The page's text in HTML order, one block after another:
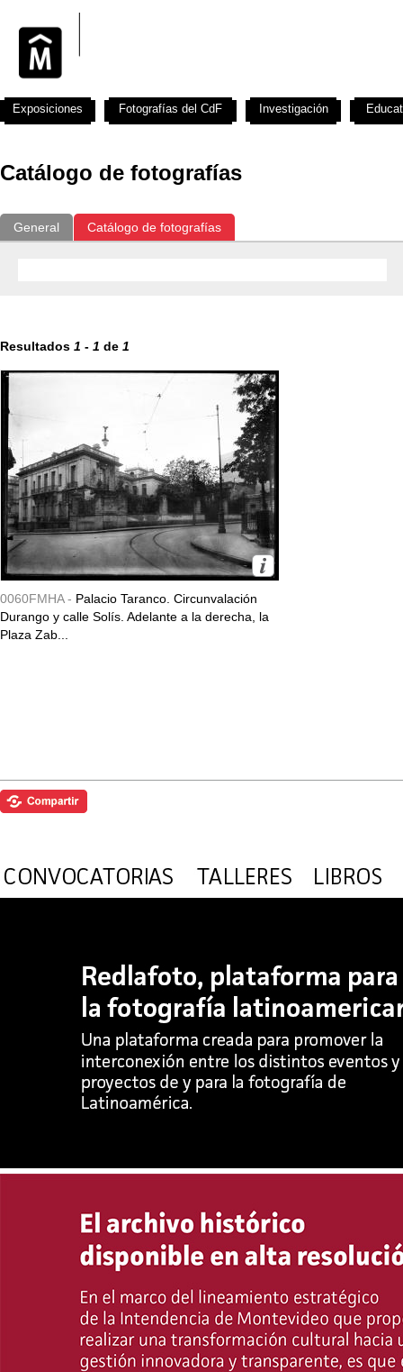
Catálogo de fotografías
General Catálogo de fotografías
Resultados 1 - 1 de 1
0060FMHA - Palacio Taranco. Circunvalación
Durango y calle Solís. Adelante a la derecha, la
Plaza Zab...
Exposiciones Fotografías del CdF Investigación